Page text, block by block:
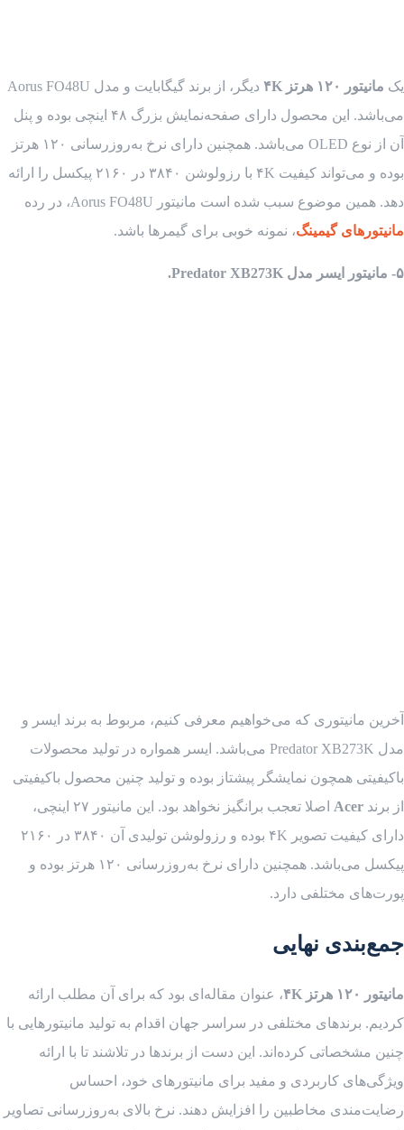
یک مانیتور ۱۲۰ هرتز ۴K
دیگر، از برند گیگابایت و مدل Aorus FO48U
می‌باشد. این محصول دارای صفحه‌نمایش بزرگ ۴۸ اینچی بوده و پنل
آن از نوع OLED می‌باشد. همچنین دارای نرخ به‌روزرسانی ۱۲۰ هرتز
بوده و می‌تواند کیفیت ۴K با رزولوشن ۳۸۴۰ در ۲۱۶۰ پیکسل را ارائه
دهد. همین موضوع سبب شده است مانیتور Aorus FO48U، در رده‌
مانیتورهای گیمینگ، نمونه خوبی برای گیمرها باشد.
۵- مانیتور ایسر مدل Predator XB273K.
آخرین مانیتوری که می‌خواهیم معرفی کنیم، مربوط به برند ایسر و
مدل Predator XB273K می‌باشد. ایسر همواره در تولید محصولات
باکیفیتی همچون نمایشگر پیشتاز بوده و تولید چنین محصول باکیفیتی
از برند Acer
اصلا تعجب برانگیز نخواهد بود. این مانیتور ۲۷ اینچی،
دارای کیفیت تصویر ۴K بوده و رزولوشن تولیدی آن ۳۸۴۰ در ۲۱۶۰
پیکسل می‌باشد. همچنین دارای نرخ به‌روزرسانی ۱۲۰ هرتز بوده و
پورت‌های مختلفی دارد.
جمع‌بندی نهایی
مانیتور ۱۲۰ هرتز ۴K
، عنوان مقاله‌ای بود که برای آن مطلب ارائه
کردیم. برندهای مختلفی در سراسر جهان اقدام به تولید مانیتورهایی با
چنین مشخصاتی کرده‌اند. این دست از برندها در تلاشند تا با ارائه
ویژگی‌های کاربردی و مفید برای مانیتورهای خود، احساس
رضایت‌مندی مخاطبین را افزایش دهند. نرخ بالای به‌روز‌رسانی تصاویر